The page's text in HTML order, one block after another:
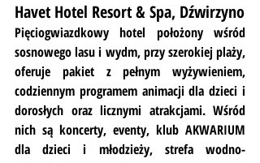
Havet Hotel Resort & Spa, Dźwirzyno
Pięciogwiazdkowy hotel położony wśród
sosnowego lasu i wydm, przy szerokiej plaży,
oferuje pakiet z pełnym wyżywieniem,
codziennym programem animacji dla dzieci i
dorosłych oraz licznymi atrakcjami. Wśród
nich są koncerty, eventy, klub AKWARIUM
dla dzieci i młodzieży, strefa wodno-